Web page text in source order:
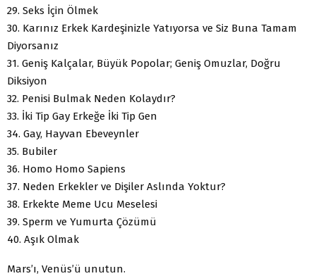
29. Seks İçin Ölmek
30. Karınız Erkek Kardeşinizle Yatıyorsa ve Siz Buna Tamam
Diyorsanız
31. Geniş Kalçalar, Büyük Popolar; Geniş Omuzlar, Doğru
Diksiyon
32. Penisi Bulmak Neden Kolaydır?
33. İki Tip Gay Erkeğe İki Tip Gen
34. Gay, Hayvan Ebeveynler
35. Bubiler
36. Homo Homo Sapiens
37. Neden Erkekler ve Dişiler Aslında Yoktur?
38. Erkekte Meme Ucu Meselesi
39. Sperm ve Yumurta Çözümü
40. Aşık Olmak
Mars’ı, Venüs’ü unutun.